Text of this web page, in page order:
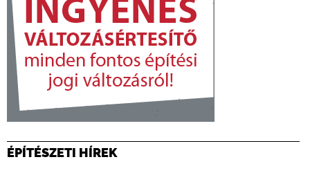
ÉPÍTÉSZETI HÍREK